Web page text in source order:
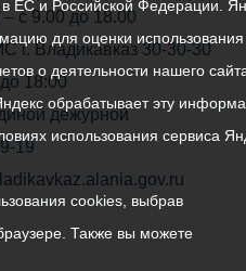
с 9.00 до 18.00
г. Владикавказ30-30-30
18:00
дежурной
19
ЕС и Российской Федерации.
для оценки
о деятельности нашего
обрабатывает эту
использования сервиса
cookies, выбрав
Также вы можете